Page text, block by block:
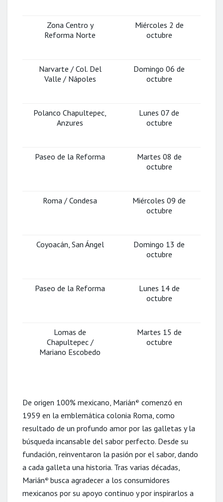
Zona Centro y
Reforma Norte
Miércoles 2 de
octubre
Narvarte / Col. Del
Valle / Nápoles
Domingo 06 de
octubre
Polanco Chapultepec,
Anzures
Lunes 07 de
octubre
Paseo de la Reforma
Martes 08 de
octubre
Roma / Condesa
Miércoles 09 de
octubre
Coyoacán, San Ángel
Domingo 13 de
octubre
Paseo de la Reforma
Lunes 14 de
octubre
Lomas de
Chapultepec /
Mariano Escobedo
Martes 15 de
octubre
De origen 100% mexicano, Marián® comenzó en
1959 en la emblemática colonia Roma, como
resultado de un profundo amor por las galletas y la
búsqueda incansable del sabor perfecto. Desde su
fundación, reinventaron la pasión por el sabor, dando
a cada galleta una historia. Tras varias décadas,
Marián® busca agradecer a los consumidores
mexicanos por su apoyo continuo y por inspirarlos a